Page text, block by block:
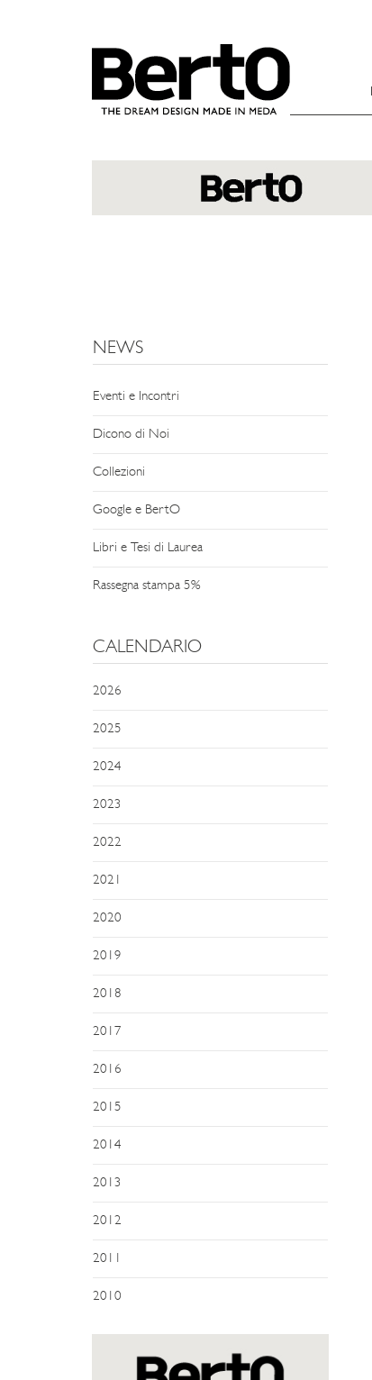
NEWS
Eventi e Incontri
Dicono di Noi
Collezioni
Google e BertO
Libri e Tesi di Laurea
Rassegna stampa 5%
CALENDARIO
2026
2025
2024
2023
2022
2021
2020
2019
2018
2017
2016
2015
2014
2013
2012
2011
2010